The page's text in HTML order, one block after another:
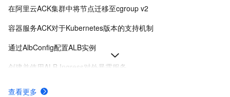
在阿里云ACK集群中将节点迁移至cgroup v2
容器服务ACK对于Kubernetes版本的支持机制
通过AlbConfig配置ALB实例
创建并使用ALB Ingress对外暴露服务
Ingress概述
查看更多